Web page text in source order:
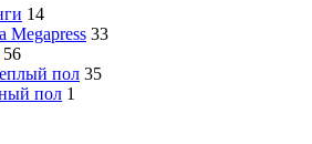
14
Megapress 33
56
пол 35
пол 1